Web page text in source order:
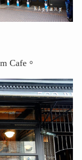
Cafe。